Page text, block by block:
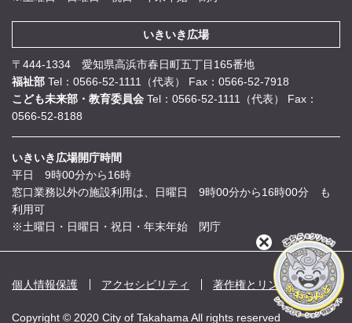
いきいき広場
〒444-1334 愛知県高浜市春日町五丁目165番地
福祉部 Tel：0566-52-1111（代表）
Fax：0566-52-7918
こども未来部・教育委員会 Tel：0566-52-1111（代表）
Fax：
0566-52-8188
いきいき広場開庁時間
平日 9時00分から16時
窓口業務以外の施設利用は、日曜日 9時00分から16時00分 も
利用可
※土曜日・日曜日・祝日・年末年始 閉庁
個人情報保護 アクセシビリティ 著作権とリンク
Copyright © 2020 City of Takahama All rights reserved
閉